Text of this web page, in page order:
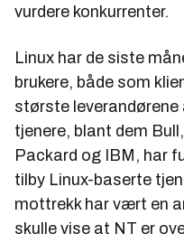
vurdere konkurrenter.
Linux har de siste
brukere, både som
største
tjenere, blant dem
Packard og IBM, har
tilby Linux-baserte
mottrekk har vært en
skulle vise at NT er